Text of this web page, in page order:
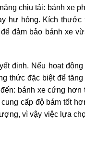
chịu tải: bánh xe
hư hỏng. Kích
đảm bảo bánh xe
định. Nếu hoạt
thức đặc biệt để
bánh xe cứng
cấp độ bám tốt
vì vậy việc lựa